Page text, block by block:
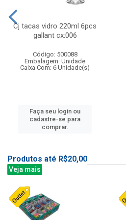
Cj tacas vidro 220ml 6pcs
gallant cx:006
Código: 500088
Embalagem: Unidade
Caixa Com: 6 Unidade(s)
Faça seu login ou
cadastre-se para
comprar.
Produtos até R$20,00
Veja mais